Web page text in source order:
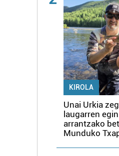
KIROLA
Unai Urkia
laugarren
arrantzako
Munduko